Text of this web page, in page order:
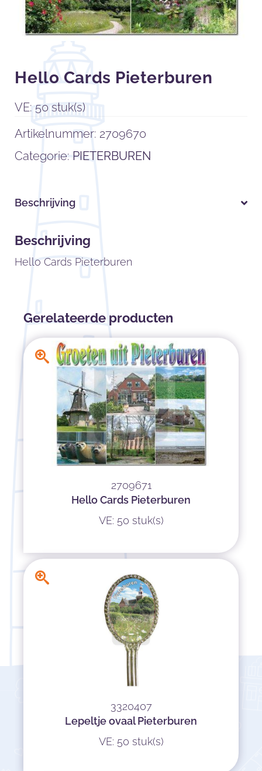
Hello Cards Pieterburen
VE: 50 stuk(s)
Artikelnummer: 2709670
Categorie: PIETERBUREN
Beschrijving
Beschrijving
Hello Cards Pieterburen
Gerelateerde producten
2709671
Hello Cards Pieterburen
VE: 50 stuk(s)
3320407
Lepeltje ovaal Pieterburen
VE: 50 stuk(s)